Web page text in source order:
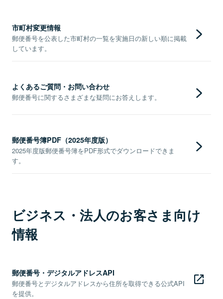
市町村変更情報
郵便番号を公表した市町村の一覧を実施日の新しい順に掲載
しています。
よくあるご質問・お問い合わせ
郵便番号に関するさまざまな疑問にお答えします。
郵便番号簿PDF（2025年度版）
2025年度版郵便番号簿をPDF形式でダウンロードできま
す。
ビジネス・法人のお客さま向け
情報
郵便番号・デジタルアドレスAPI
郵便番号とデジタルアドレスから住所を取得できる公式API
を提供。